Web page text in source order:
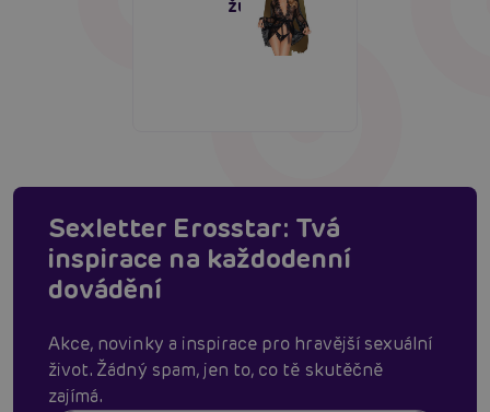
župánek
Sexletter Erosstar: Tvá
inspirace na každodenní
dovádění
Akce, novinky a inspirace pro hravější sexuální
život. Žádný spam, jen to, co tě skutěčně
zajímá.